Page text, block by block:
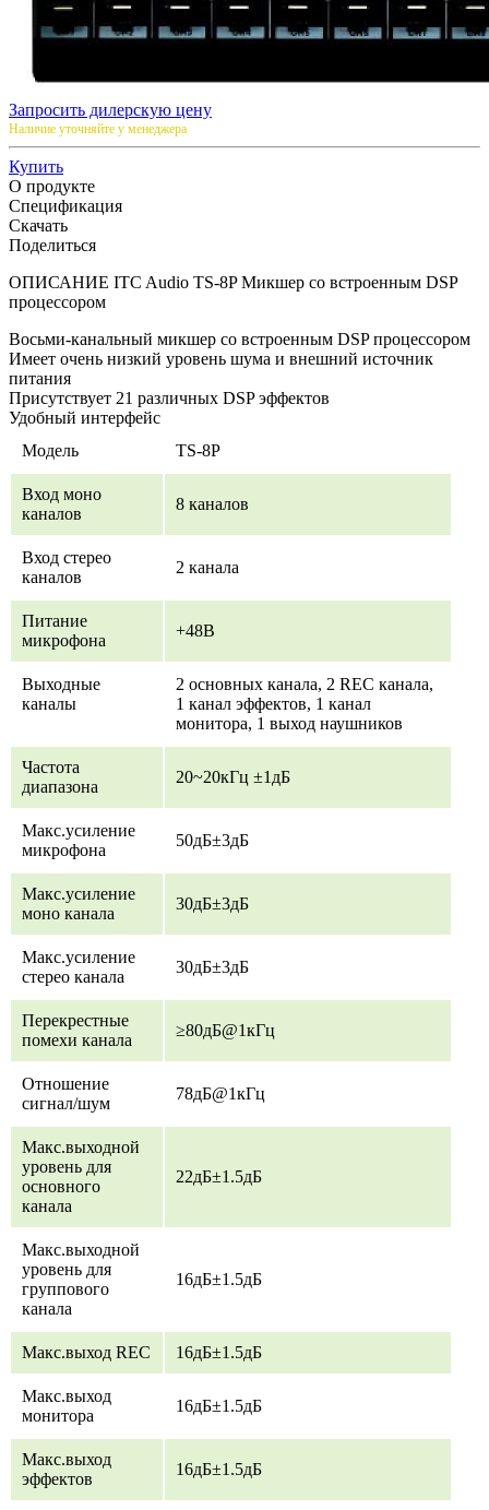
Запросить дилерскую цену
Наличие уточняйте у менеджера
Купить
О продукте
Спецификация
Скачать
Поделиться
ОПИСАНИЕ ITC Audio TS-8P Микшер со встроенным DSP
процессором
Восьми-канальный микшер со встроенным DSP процессором
Имеет очень низкий уровень шума и внешний источник
питания
Присутствует 21 различных DSP эффектов
Удобный интерфейс
Модель
TS-8P
Вход моно
каналов
8 каналов
Вход стерео
каналов
2 канала
Питание
микрофона
+48В
Выходные
каналы
2 основных канала, 2 REC канала,
1 канал эффектов, 1 канал
монитора, 1 выход наушников
Частота
диапазона
20~20кГц ±1дБ
Макс.усиление
микрофона
50дБ±3дБ
Макс.усиление
моно канала
30дБ±3дБ
Макс.усиление
стерео канала
30дБ±3дБ
Перекрестные
помехи канала
≥80дБ@1кГц
Отношение
сигнал/шум
78дБ@1кГц
Макс.выходной
уровень для
основного
канала
22дБ±1.5дБ
Макс.выходной
уровень для
группового
канала
16дБ±1.5дБ
Макс.выход REC 16дБ±1.5дБ
Макс.выход
монитора
16дБ±1.5дБ
Макс.выход
эффектов
16дБ±1.5дБ